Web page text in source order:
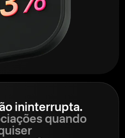
ininterrupta.
quando